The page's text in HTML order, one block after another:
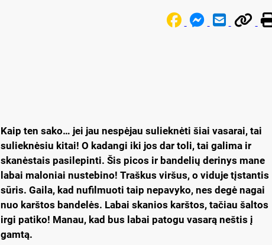
Kaip ten sako… jei jau nespėjau sulieknėti šiai vasarai, tai
sulieknėsiu kitai! O kadangi iki jos dar toli, tai galima ir
skanėstais pasilepinti. Šis picos ir bandelių derinys mane
labai maloniai nustebino! Traškus viršus, o viduje tįstantis
sūris. Gaila, kad nufilmuoti taip nepavyko, nes degė nagai
nuo karštos bandelės. Labai skanios karštos, tačiau šaltos
irgi patiko! Manau, kad bus labai patogu vasarą neštis į
gamtą.